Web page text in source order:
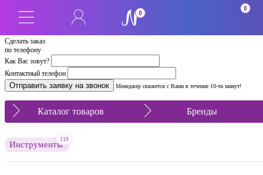
Сделать заказ
по телефону
Как Вас зовут?
Контактный телефон
Менеджер свяжется с Вами в течение 10-ти минут!
0
0
Каталог товаров Бренды
Инструменты
119